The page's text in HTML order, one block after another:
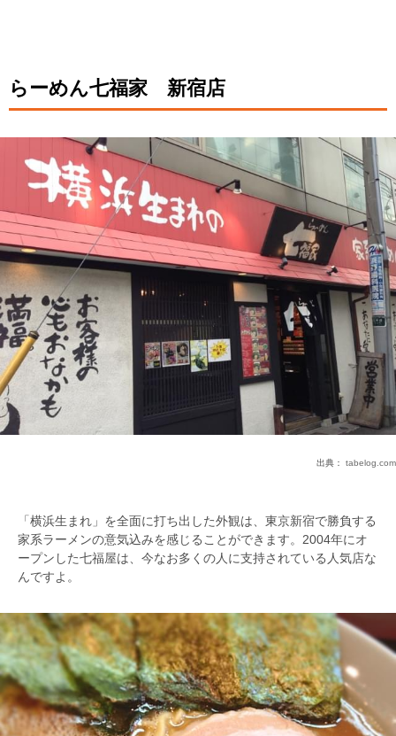
らーめん七福家 新宿店
出典： tabelog.com
「横浜生まれ」を全面に打ち出した外観は、東京新宿で勝負する
家系ラーメンの意気込みを感じることができます。2004年にオ
ープンした七福屋は、今なお多くの人に支持されている人気店な
んですよ。